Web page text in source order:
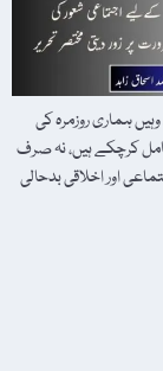
ہماری روزمرہ کی
کرچکے ہیں، نہ صرف
اور اخلاقی بدحالی